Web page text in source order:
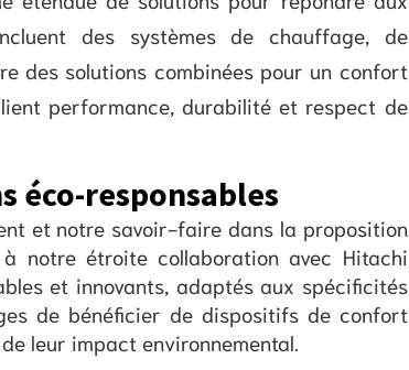
des systèmes de chauffage, de
des solutions combinées pour un confort
performance, durabilité et respect de
éco-responsables
et notre savoir-faire dans la proposition
notre étroite collaboration avec Hitachi
et innovants, adaptés aux spécificités
de bénéficier de dispositifs de confort
leur impact environnemental.